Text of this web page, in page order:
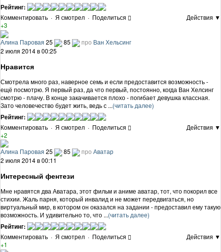
Рейтинг:
Комментировать · Я смотрел · Поделиться
Действия ▼
+3
Алина Паровая 25 85 про Ван Хельсинг
2 июля 2014 в 00:25
Нравится
Смотрела много раз, наверное семь и если предоставится возможность -
ещё посмотрю. Я первый раз, да что первый, постоянно, когда Ван Хелсинг
смотрю - плачу. В конце закачивается плохо - погибает девушка классная.
Зато человечество будет жить, ведь с ...(читать далее)
Рейтинг:
Комментировать · Я смотрел · Поделиться
Действия ▼
+2
Алина Паровая 25 85 про Аватар
2 июля 2014 в 00:11
Интересный фентези
Мне нравятся два Аватара, этот фильм и аниме аватар, тот, что покорил все
стихии. Жаль парня, который инвалид и не может передвигаться, но
виртуальный мир, в котором он оказался на задании - предоставил ему такую
возможность. И удивительно то, что ...(читать далее)
Рейтинг:
Комментировать · Я смотрел · Поделиться
Действия ▼
+1